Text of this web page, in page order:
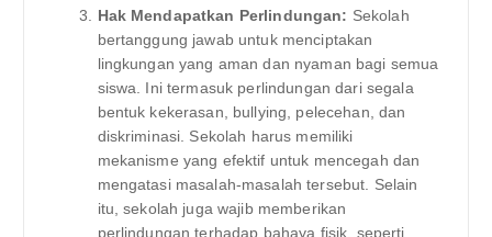
Hak Mendapatkan Perlindungan: Sekolah
bertanggung jawab untuk menciptakan
lingkungan yang aman dan nyaman bagi semua
siswa. Ini termasuk perlindungan dari segala
bentuk kekerasan, bullying, pelecehan, dan
diskriminasi. Sekolah harus memiliki
mekanisme yang efektif untuk mencegah dan
mengatasi masalah-masalah tersebut. Selain
itu, sekolah juga wajib memberikan
perlindungan terhadap bahaya fisik, seperti